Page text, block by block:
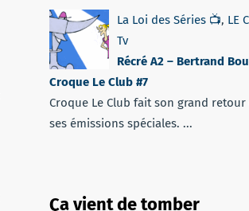
La Loi des Séries 📺, LE
Tv
Récré A2 – Bertrand
Croque Le Club #7
Croque Le Club fait son grand retour
ses émissions spéciales. ...
Ça vient de tomber